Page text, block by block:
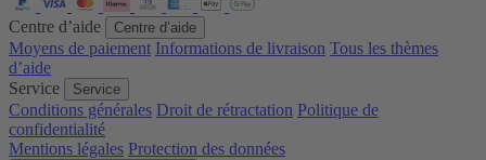
Centre d’aide Centre d’aide
Moyens de paiement Informations de livraison Tous les thèmes
d’aide
Service
Service
Conditions générales Droit de rétractation Politique de
confidentialité
Mentions légales Protection des données